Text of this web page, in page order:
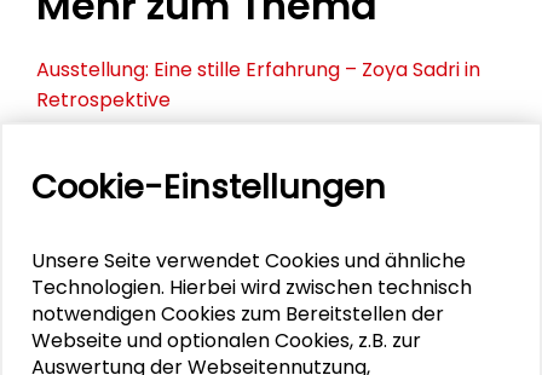
Ausstellung: Eine stille Erfahrung – Zoya Sadri in
Retrospektive
Zeichnungen von Nicole Schneider
bei der ESA
"Versäumte Bilder": Lebenszeichen aus
Darmstadt und Frankfurt
Cookie-Einstellungen
Unsere Seite verwendet Cookies und ähnliche
Technologien. Hierbei wird zwischen technisch
notwendigen Cookies zum Bereitstellen der
Webseite und optionalen Cookies, z.B. zur
Auswertung der Webseitennutzung,